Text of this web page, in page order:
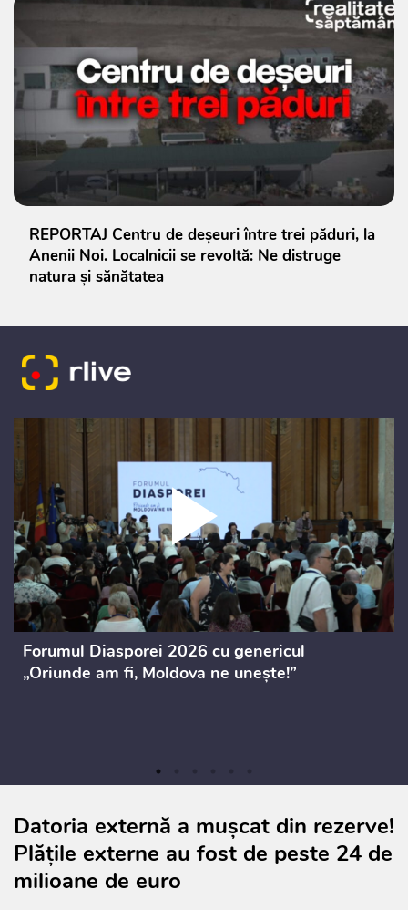
REPORTAJ Centru de deșeuri între trei păduri, la
Anenii Noi. Localnicii se revoltă: Ne distruge
natura și sănătatea
Forumul Diasporei 2026 cu genericul
„Oriunde am fi, Moldova ne unește!”
Datoria externă a mușcat din rezerve!
Plățile externe au fost de peste 24 de
milioane de euro